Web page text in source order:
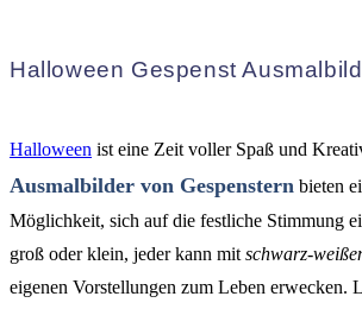
Halloween Gespenst Ausmalbild
Halloween ist eine Zeit voller Spaß und
Ausmalbilder von Gespenstern bieten
Möglichkeit, sich auf die festliche Stimmung
groß oder klein, jeder kann mit schwarz-
eigenen Vorstellungen zum Leben erwecken.